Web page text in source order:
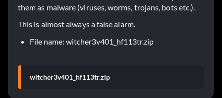
them as malware (viruses, worms, trojans, bots etc.).
This is almost always a false alarm.
File name: witcher3v401_hf113tr.zip
witcher3v401_hf113tr.zip